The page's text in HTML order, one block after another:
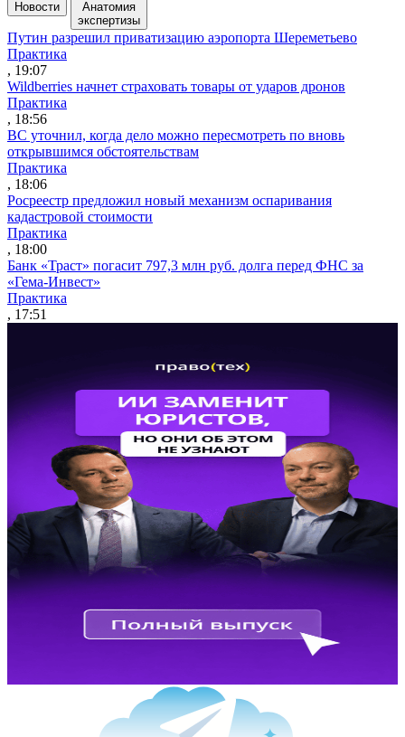
Новости
Анатомия
экспертизы
Путин разрешил приватизацию аэропорта Шереметьево
Практика
, 19:07
Wildberries начнет страховать товары от ударов дронов
Практика
, 18:56
ВС уточнил, когда дело можно пересмотреть по вновь
открывшимся обстоятельствам
Практика
, 18:06
Росреестр предложил новый механизм оспаривания
кадастровой стоимости
Практика
, 18:00
Банк «Траст» погасит 797,3 млн руб. долга перед ФНС за
«Гема-Инвест»
Практика
, 17:51